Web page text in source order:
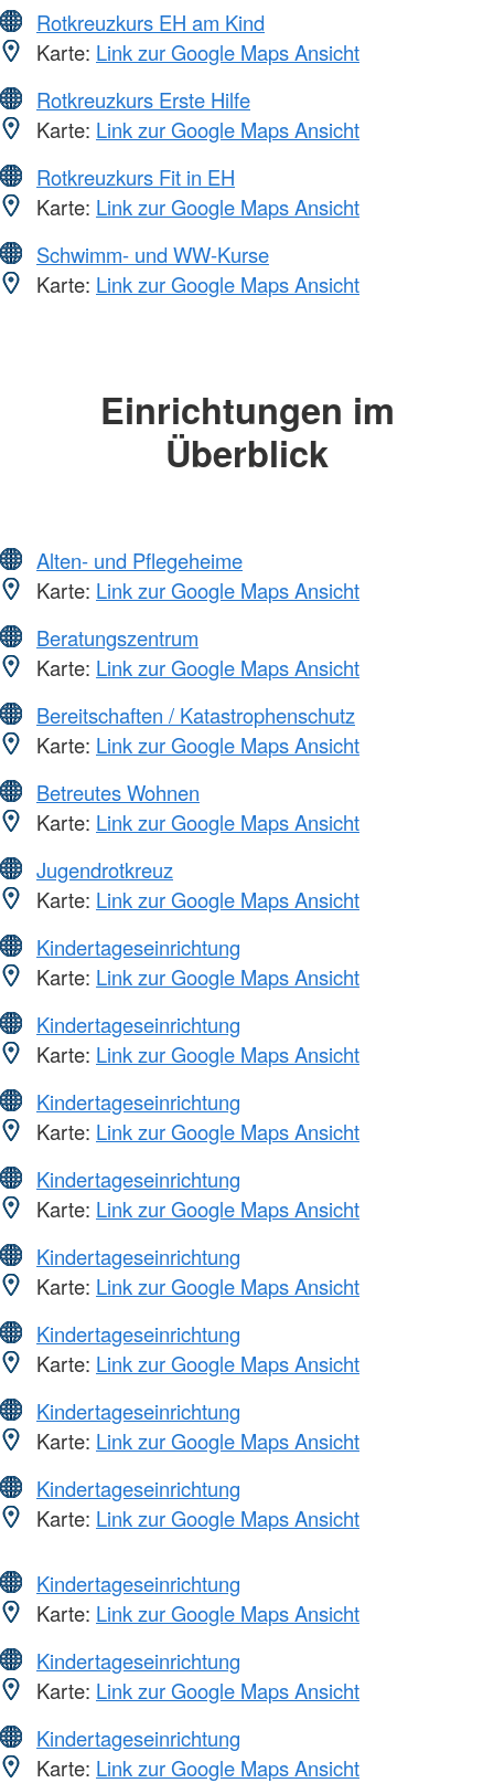
Rotkreuzkurs EH am Kind
Karte: Link zur Google Maps Ansicht
Rotkreuzkurs Erste Hilfe
Karte: Link zur Google Maps Ansicht
Rotkreuzkurs Fit in EH
Karte: Link zur Google Maps Ansicht
Schwimm- und WW-Kurse
Karte: Link zur Google Maps Ansicht
Einrichtungen im
Überblick
Alten- und Pflegeheime
Karte: Link zur Google Maps Ansicht
Beratungszentrum
Karte: Link zur Google Maps Ansicht
Bereitschaften / Katastrophenschutz
Karte: Link zur Google Maps Ansicht
Betreutes Wohnen
Karte: Link zur Google Maps Ansicht
Jugendrotkreuz
Karte: Link zur Google Maps Ansicht
Kindertageseinrichtung
Karte: Link zur Google Maps Ansicht
Kindertageseinrichtung
Karte: Link zur Google Maps Ansicht
Kindertageseinrichtung
Karte: Link zur Google Maps Ansicht
Kindertageseinrichtung
Karte: Link zur Google Maps Ansicht
Kindertageseinrichtung
Karte: Link zur Google Maps Ansicht
Kindertageseinrichtung
Karte: Link zur Google Maps Ansicht
Kindertageseinrichtung
Karte: Link zur Google Maps Ansicht
Kindertageseinrichtung
Karte: Link zur Google Maps Ansicht
Kindertageseinrichtung
Karte: Link zur Google Maps Ansicht
Kindertageseinrichtung
Karte: Link zur Google Maps Ansicht
Kindertageseinrichtung
Karte: Link zur Google Maps Ansicht